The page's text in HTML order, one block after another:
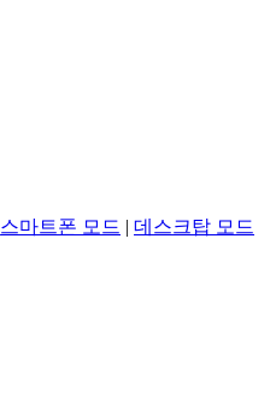
스마트폰 모드 | 데스크탑 모드